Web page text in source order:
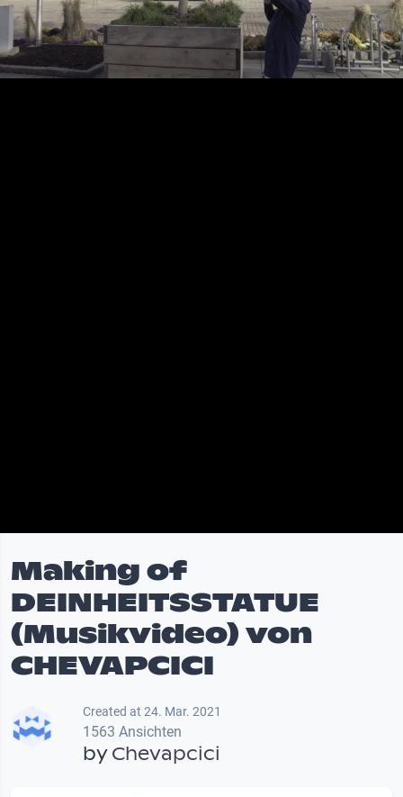
Video
Making of
DEINHEITSSTATUE
(Musikvideo) von
CHEVAPCICI
Created at 24. Mar. 2021
1563 Ansichten
byChevapcici